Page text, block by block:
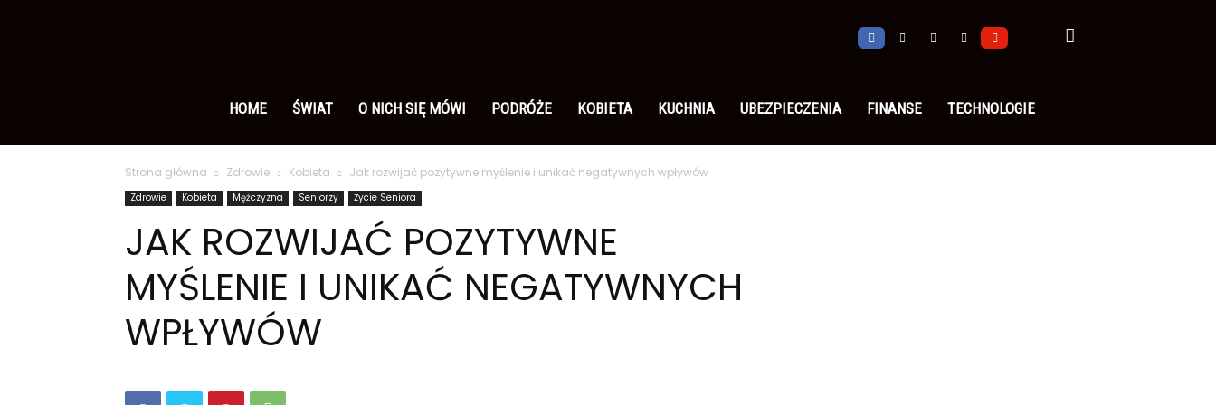
polsku
HOME ŚWIAT O NICH SIĘ MÓWI PODRÓŻE KOBIETA KUCHNIA UBEZPIECZENIA FINANSE TECHNOLOGIE
Strona główna Zdrowie Kobieta Jak rozwijać pozytywne myślenie i unikać negatywnych wpływów
Zdrowie Kobieta Mężczyzna Seniorzy Życie Seniora
JAK ROZWIJAĆ POZYTYWNE
MYŚLENIE I UNIKAĆ NEGATYWNYCH
WPŁYWÓW